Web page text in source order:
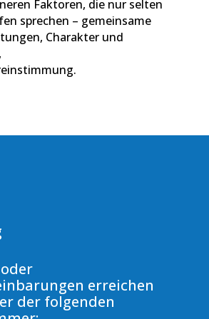
Faktoren, die nur selten
sprechen – gemeinsame
Charakter und
erreichen
der folgenden